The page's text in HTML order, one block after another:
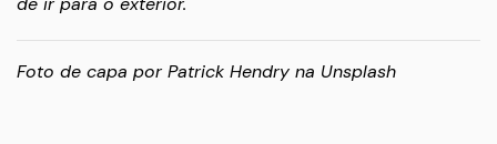
Foto de capa porPatrick Hendry na Unsplash